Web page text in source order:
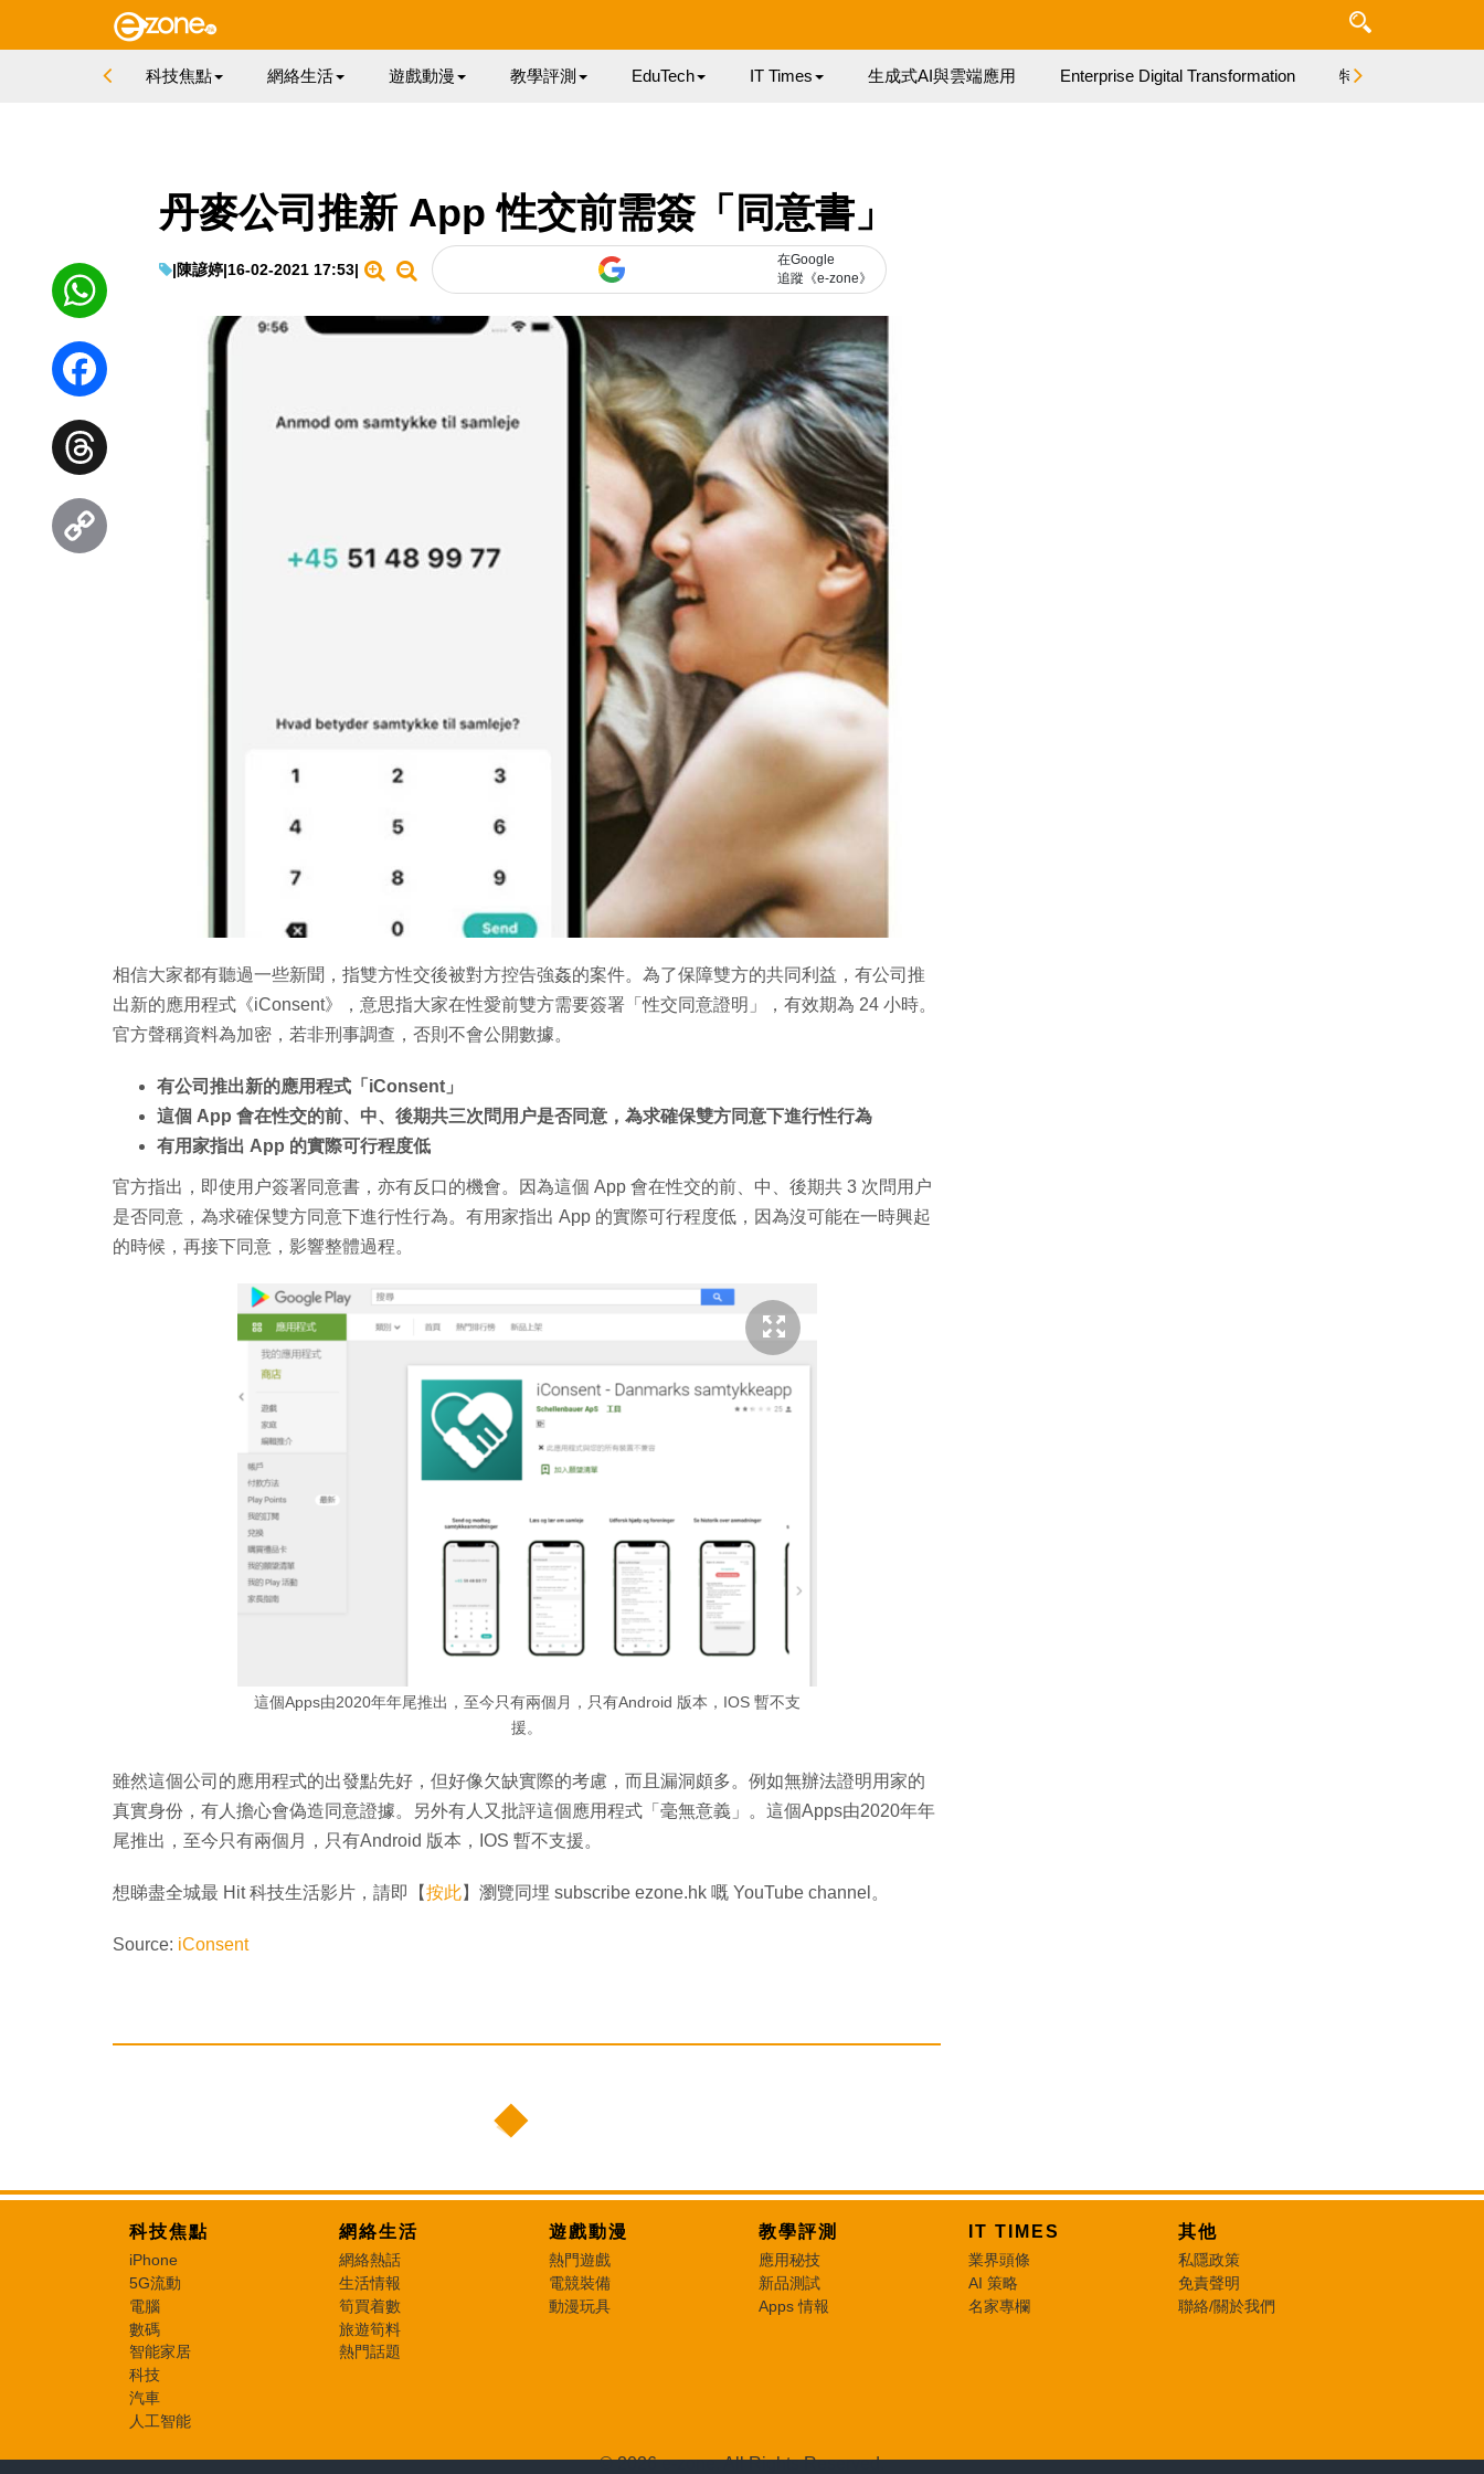
科技焦點 網絡生活 遊戲動漫 教學評測 EduTech IT Times 生成式AI與雲端應用 Enterprise Digital Transformation 特集
丹麥公司推新 App 性交前需簽「同意書」
|陳諺婷|16-02-2021 17:53|
在Google
追蹤《e-zone》
相信大家都有聽過一些新聞，指雙方性交後被對方控告強姦的案件。為了保障雙方的共同利益，有公司推
出新的應用程式《iConsent》，意思指大家在性愛前雙方需要簽署「性交同意證明」，有效期為 24 小時。
官方聲稱資料為加密，若非刑事調查，否則不會公開數據。
有公司推出新的應用程式「iConsent」
這個 App 會在性交的前、中、後期共三次問用户是否同意，為求確保雙方同意下進行性行為
有用家指出 App 的實際可行程度低
官方指出，即使用户簽署同意書，亦有反口的機會。因為這個 App 會在性交的前、中、後期共 3 次問用户
是否同意，為求確保雙方同意下進行性行為。有用家指出 App 的實際可行程度低，因為沒可能在一時興起
的時候，再接下同意，影響整體過程。
這個Apps由2020年年尾推出，至今只有兩個月，只有Android 版本，IOS 暫不支
援。
雖然這個公司的應用程式的出發點先好，但好像欠缺實際的考慮，而且漏洞頗多。例如無辦法證明用家的
真實身份，有人擔心會偽造同意證據。另外有人又批評這個應用程式「毫無意義」。這個Apps由2020年年
尾推出，至今只有兩個月，只有Android 版本，IOS 暫不支援。
想睇盡全城最 Hit 科技生活影片，請即【按此】瀏覽同埋 subscribe ezone.hk 嘅 YouTube channel。
Source: iConsent
WhatsApp
Facebook
Threads
科技焦點
iPhone
5G流動
電腦
數碼
智能家居
科技
汽車
人工智能
網絡生活
網絡熱話
生活情報
筍買着數
旅遊筍料
熱門話題
遊戲動漫
熱門遊戲
電競裝備
動漫玩具
教學評測
應用秘技
新品測試
Apps 情報
IT TIMES
業界頭條
AI 策略
名家專欄
其他
私隱政策
免責聲明
聯絡/關於我們
© 2026 e-zone. All Rights Reserved.